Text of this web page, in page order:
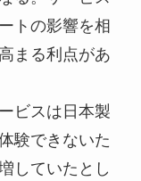
トの影響を相
まる利点があ
ビスは日本製
験できないた
していたとし